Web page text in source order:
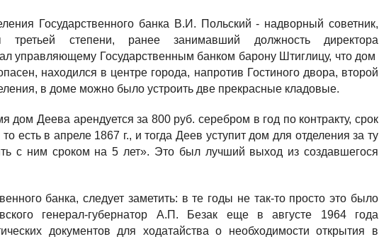
Государственного банка В.И. Польский - надворный советник,
степени, ранее занимавший должность директора
управляющему Государственным банком барону Штиглицу, что дом
находился в центре города, напротив Гостиного двора, второй
в доме можно было устроить две прекрасные кладовые.
Деева арендуется за 800 руб. серебром в год по контракту, срок
есть в апреле 1867 г., и тогда Деев уступит дом для отделения за ту
с ним сроком на 5 лет». Это был лучший выход из создавшегося
банка, следует заметить: в те годы не так-то просто это было
генерал-губернатор А.П. Безак еще в августе 1964 года
документов для ходатайства о необходимости открытия в